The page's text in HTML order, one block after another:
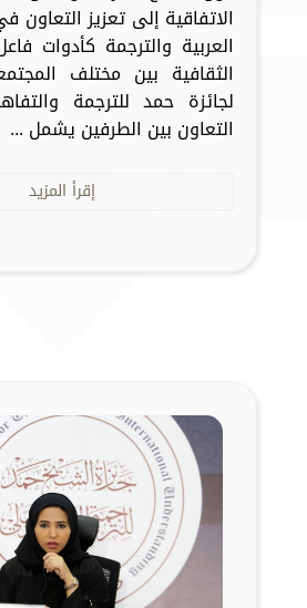
الاتفاقية إلى تعزيز التعاون
العربية والترجمة كأدوات
الثقافية بين مختلف
لجائزة حمد للترجمة
التعاون بين الطرفين يشمل ...
إقرأ المزيد